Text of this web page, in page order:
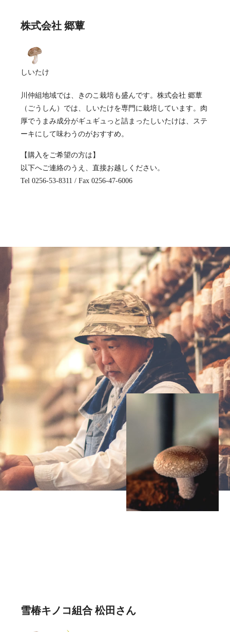
株式会社 郷蕈
しいたけ
川仲組地域では、きのこ栽培も盛んです。株式会社 郷蕈
（ごうしん）では、しいたけを専門に栽培しています。肉
厚でうまみ成分がギュギュっと詰まったしいたけは、ステ
ーキにして味わうのがおすすめ。
【購入をご希望の方は】
以下へご連絡のうえ、直接お越しください。
Tel 0256-53-8311 / Fax 0256-47-6006
雪椿キノコ組合 松田さん